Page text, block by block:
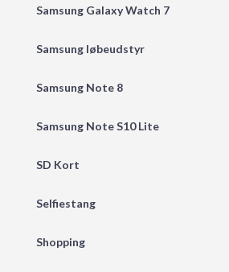
Samsung Galaxy Watch 7
Samsung løbeudstyr
Samsung Note 8
Samsung Note S10 Lite
SD Kort
Selfiestang
Shopping